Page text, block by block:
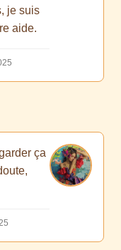
je suis
aide.
ça